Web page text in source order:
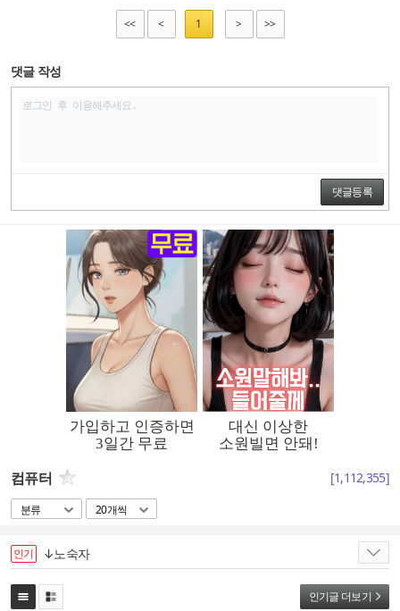
<< < 1 > >>
댓글 작성
댓글등록
컴퓨터 [1,112,355]
분류 20개씩
인기 ↓노숙자
인기글 더보기